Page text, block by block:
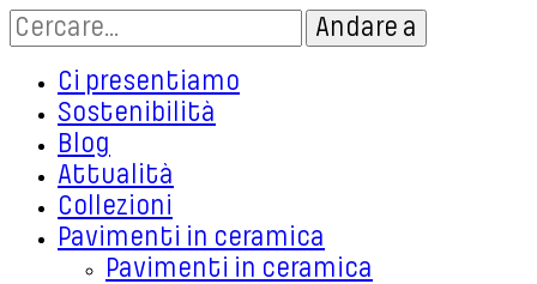
Ci presentiamo
Sostenibilità
Blog
Attualità
Collezioni
Pavimenti in ceramica
Pavimenti in ceramica